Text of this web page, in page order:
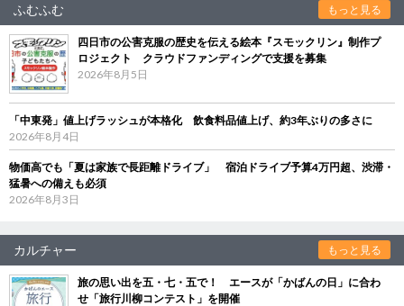
ふむふむ もっと見る
四日市の公害克服の歴史を伝える絵本『スモックリン』制作プ
ロジェクト クラウドファンディングで支援を募集
2026年8月5日
「中東発」値上げラッシュが本格化 飲食料品値上げ、約3年ぶりの多さに
2026年8月4日
物価高でも「夏は家族で長距離ドライブ」 宿泊ドライブ予算4万円超、渋滞・
猛暑への備えも必須
2026年8月3日
カルチャー もっと見る
旅の思い出を五・七・五で！ エースが「かばんの日」に合わ
せ「旅行川柳コンテスト」を開催